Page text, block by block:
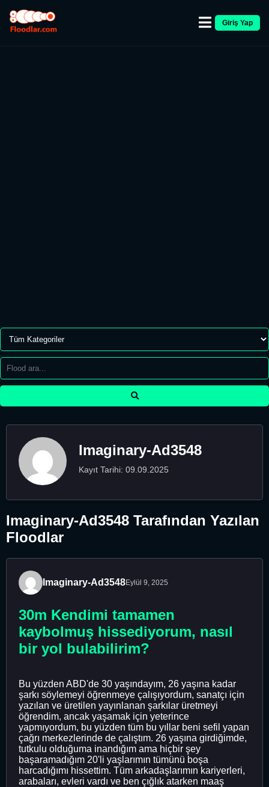
Giriş Yap
Imaginary-Ad3548
Kayıt Tarihi: 09.09.2025
Imaginary-Ad3548 Tarafından Yazılan
Floodlar
Imaginary-Ad3548Eylül 9, 2025
30m Kendimi tamamen
kaybolmuş hissediyorum, nasıl
bir yol bulabilirim?
Bu yüzden ABD'de 30 yaşındayım, 26 yaşına kadar
şarkı söylemeyi öğrenmeye çalışıyordum, sanatçı için
yazılan ve üretilen yayınlanan şarkılar üretmeyi
öğrendim, ancak yaşamak için yeterince
yapmıyordum, bu yüzden tüm bu yıllar beni sefil yapan
çağrı merkezlerinde de çalıştım. 26 yaşına girdiğimde,
tutkulu olduğuma inandığım ama hiçbir şey
başaramadığım 20'li yaşlarımın tümünü boşa
harcadığımı hissettim. Tüm arkadaşlarımın kariyerleri,
arabaları, evleri vardı ve ben çığlık atarken maaş